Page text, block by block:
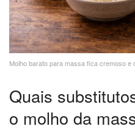
Molho barato para massa fica cremoso e
Quais
o molho da